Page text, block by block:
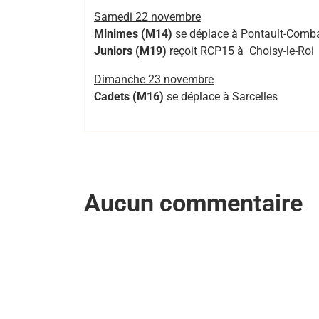
Samedi 22 novembre
Minimes (M14) se déplace à Pontault-
Juniors (M19) reçoit RCP15 à Choisy-le-Roi
Dimanche 23 novembre
Cadets (M16) se déplace à Sarcelles
Aucun commentaire